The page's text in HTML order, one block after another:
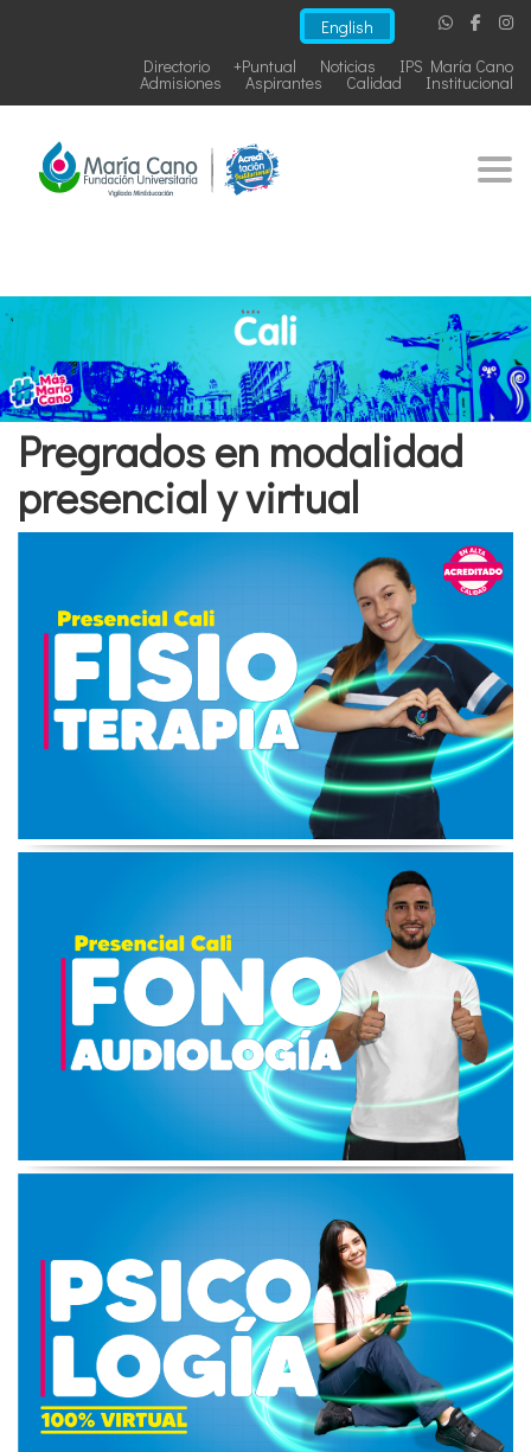
English
IPS María Cano
Noticias
+Puntual
Directorio
Institucional
Calidad
Aspirantes
Admisiones
Pregrados en modalidad
presencial y virtual